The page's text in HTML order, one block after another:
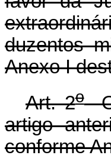
duzentos
Anexo I
Art. 2o
artigo
conforme